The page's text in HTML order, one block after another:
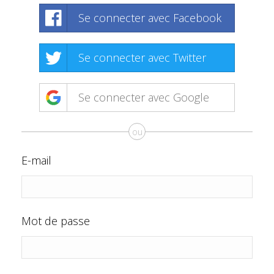
Se connecter avec Facebook
Se connecter avec Twitter
Se connecter avec Google
ou
E-mail
Mot de passe